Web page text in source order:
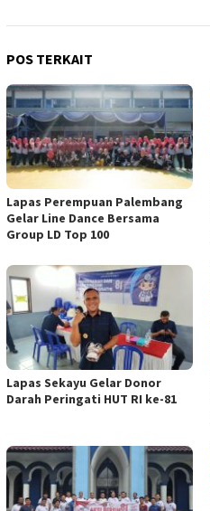
POS TERKAIT
Lapas Perempuan Palembang
Gelar Line Dance Bersama
Group LD Top 100
Lapas Sekayu Gelar Donor
Darah Peringati HUT RI ke-81